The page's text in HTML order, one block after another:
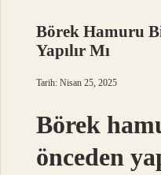
Börek Hamuru
Yapılır Mı
Tarih: Nisan 25, 2025
Börek
önceden